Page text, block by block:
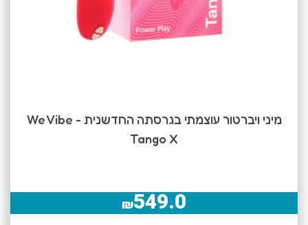
מיני ויברטור עוצמתי בגרסתה החדשנית We Vibe -
Tango X
₪549.0